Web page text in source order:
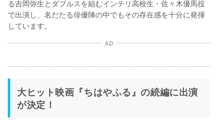
る吉岡弥生とダブルスを組むインテリ高校生・佐々木優馬役
で出演し、名だたる俳優陣の中でもその存在感を十分に発揮
しています。
AD
大ヒット映画『ちはやふる』の続編に出演
が決定！